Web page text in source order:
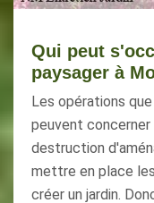
Qui peut
paysager à
Les opérations
peuvent
destruction
mettre en place
créer un jardin.